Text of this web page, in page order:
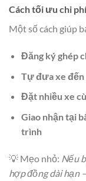
Cách tối ưu chi
Một số cách giúp
Đăng ký ghép
Tự đưa xe đến
Đặt nhiều xe
Giao nhận tại
trình
💡 Mẹo nhỏ: Nếu
hợp đồng dài hạn